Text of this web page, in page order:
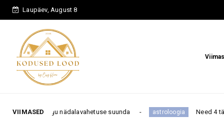
Laupäev, August 8
VIIMASEDsuunda astroloogia Need 4 tähemärki on kõige